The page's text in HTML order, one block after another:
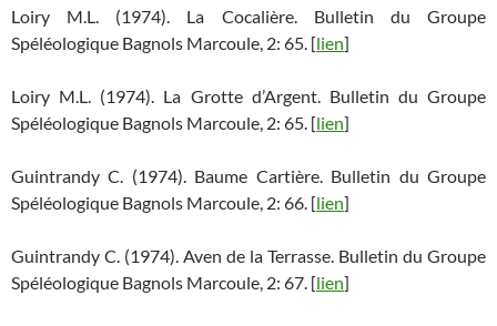
Loiry M.L. (1974). La Cocalière. Bulletin du Groupe
Spéléologique Bagnols Marcoule, 2: 65. [lien]
Loiry M.L. (1974). La Grotte d’Argent. Bulletin du Groupe
Spéléologique Bagnols Marcoule, 2: 65. [lien]
Guintrandy C. (1974). Baume Cartière. Bulletin du Groupe
Spéléologique Bagnols Marcoule, 2: 66. [lien]
Guintrandy C. (1974). Aven de la Terrasse. Bulletin du Groupe
Spéléologique Bagnols Marcoule, 2: 67. [lien]